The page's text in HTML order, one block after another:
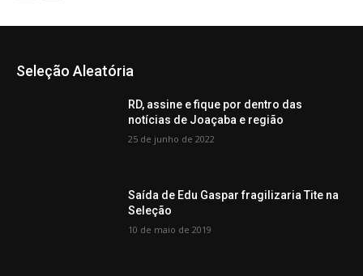
Seleção Aleatória
RD, assine e fique por dentro das
notícias de Joaçaba e região
25 de junho de 2022
Saída de Edu Gaspar fragilizaria Tite na
Seleção
10 de maio de 2019